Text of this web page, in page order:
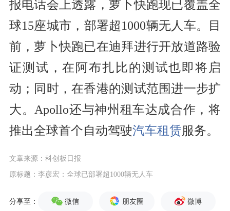
报电话会上透露，萝卜快跑现已覆盖全
球15座城市，部署超1000辆无人车。目
前，萝卜快跑已在迪拜进行开放道路验
证测试，在阿布扎比的测试也即将启
动；同时，在香港的测试范围进一步扩
大。Apollo还与神州租车达成合作，将
推出全球首个自动驾驶汽车租赁服务。
文章来源：科创板日报
原标题：李彦宏：全球已部署超1000辆无人车
分享至： 微信 朋友圈 微博